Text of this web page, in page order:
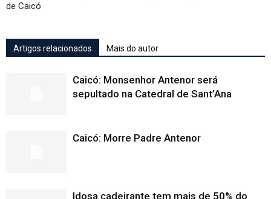
de Caicó
Artigos relacionados Mais do autor
Caicó: Monsenhor Antenor será
sepultado na Catedral de Sant’Ana
Caicó: Morre Padre Antenor
Idosa cadeirante tem mais de 50% do